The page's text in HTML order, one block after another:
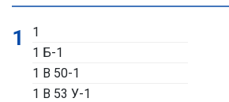
1
1
1 Б-1
1 В 50-1
1 В 53 У-1